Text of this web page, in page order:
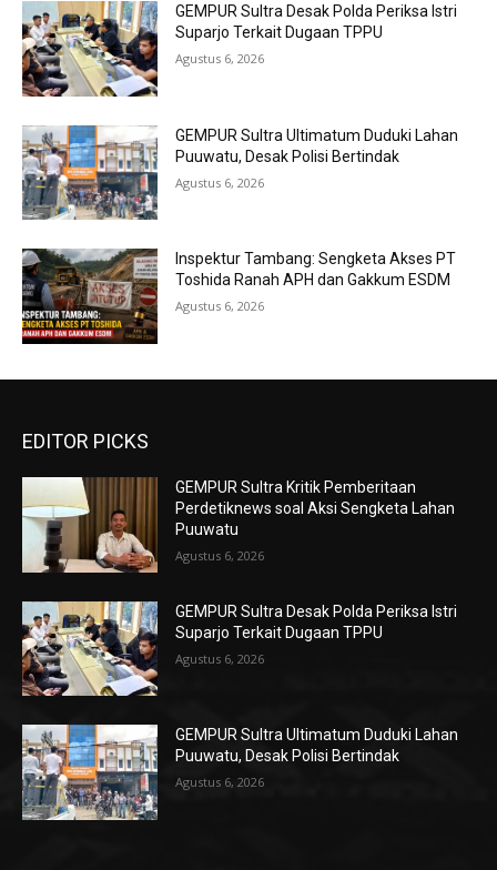
GEMPUR Sultra Desak Polda Periksa Istri
Suparjo Terkait Dugaan TPPU
Agustus 6, 2026
GEMPUR Sultra Ultimatum Duduki Lahan
Puuwatu, Desak Polisi Bertindak
Agustus 6, 2026
Inspektur Tambang: Sengketa Akses PT
Toshida Ranah APH dan Gakkum ESDM
Agustus 6, 2026
EDITOR PICKS
GEMPUR Sultra Kritik Pemberitaan
Perdetiknews soal Aksi Sengketa Lahan
Puuwatu
Agustus 6, 2026
GEMPUR Sultra Desak Polda Periksa Istri
Suparjo Terkait Dugaan TPPU
Agustus 6, 2026
GEMPUR Sultra Ultimatum Duduki Lahan
Puuwatu, Desak Polisi Bertindak
Agustus 6, 2026